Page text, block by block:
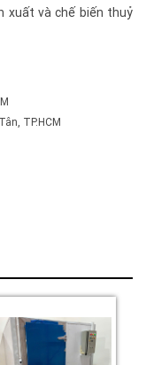
xuất và chế biến thuỷ
TP.HCM